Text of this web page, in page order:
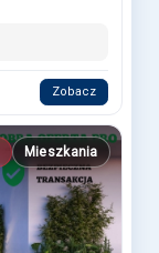
Zobacz
Mieszkania